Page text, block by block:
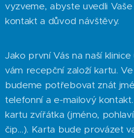
vyzveme, abyste uvedli
kontakt a důvod návštěvy.
Jako první Vás na naší
vám recepční založí kartu.
budeme potřebovat znát
telefonní a e-mailový
kartu zvířátka (jméno,
čip…). Karta bude provázet